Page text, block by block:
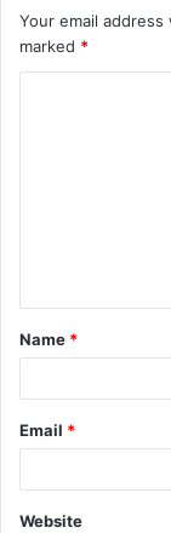
Your email
marked *
Name *
Email *
Website